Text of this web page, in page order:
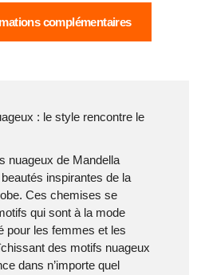
complémentaires
: le style rencontre le
nuageux de Mandella
inspirantes de la
Ces chemises se
qui sont à la mode
pour les femmes et les
des motifs nuageux
dans n’importe quel